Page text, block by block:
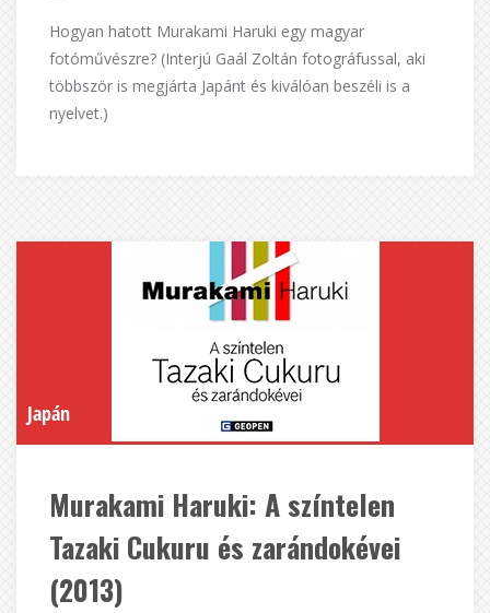
Hogyan hatott Murakami Haruki egy magyar
fotóművészre? (Interjú Gaál Zoltán fotográfussal, aki
többször is megjárta Japánt és kiválóan beszéli is a
nyelvet.)
Japán
Murakami Haruki: A színtelen
Tazaki Cukuru és zarándokévei
(2013)